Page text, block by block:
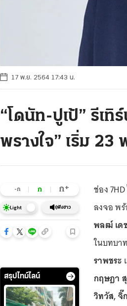
17 พ.ย. 2564 17:43 น.
“โดนัท-ปูเป้” รีเ
พรางใจ” เริ่ม 23
-ก ก ก+
Light ฟังข่าว
สรุปไทม์ไลน์
ช่อง
ลงจอ พ
พลฒ์ เด
ในบทบา
ราพชระ
กฤษฎา
วิทวัส, จิ๊